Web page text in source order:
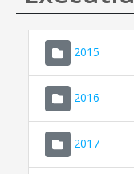
2015
2016
2017